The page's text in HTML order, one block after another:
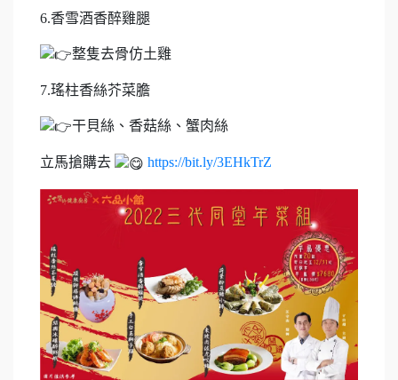
6.香雪酒香醉雞腿
整隻去骨仿土雞
7.瑤柱香絲芥菜膽
干貝絲、香菇絲、蟹肉絲
立馬搶購去 https://bit.ly/3EHkTrZ